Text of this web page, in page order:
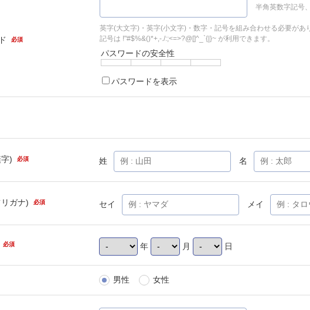
必須
半角英数字記号
英字(大文字)・英字(小文字)・数字・記号を組み合わせる必要があ
記号は !"#$%&()*+,-./:;<=>?@[]^_`{|}~ が利用できます。
パスワードの安全性
パスワードを表示
) 必須 姓 名
ガナ) 必須 セイ メイ
必須 年 月 日
男性 女性